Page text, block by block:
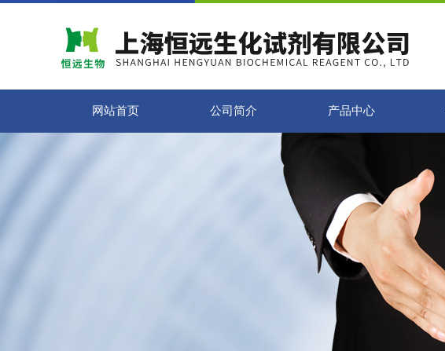
网站首页 公司简介 产品中心